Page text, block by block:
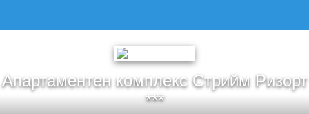
Апартаментен комплекс Стрийм Ризорт
***